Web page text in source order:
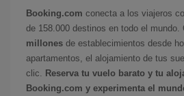
Booking.com conecta a los viajeros
de 158.000 destinos en todo el mundo.
millones de establecimientos desde
apartamentos, el alojamiento de tus
clic.
Reserva tu vuelo barato y tu
Booking.com y experimenta el